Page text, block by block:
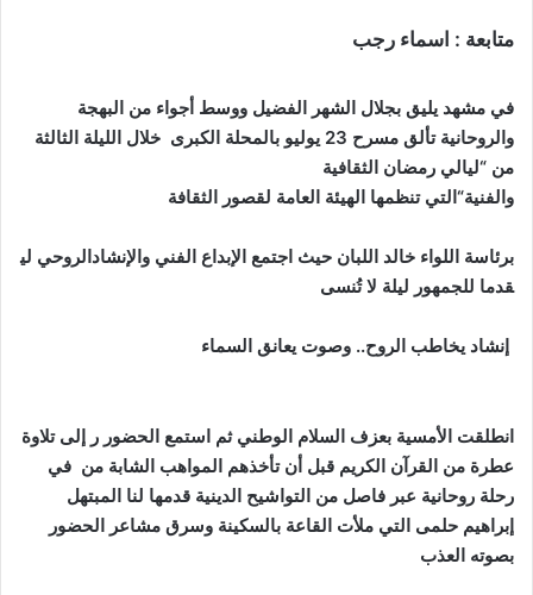
متابعة : اسماء رجب
في مشهد يليق بجلال الشهر الفضيل ووسط أجواء من البهجة
والروحانية تألق مسرح يوليو بالمحلة الكبرى خلال الليلة الثالثة
من “ليالي رمضان الثقافية
والفنية“التي تنظمها الهيئة العامة لقصور الثقافة
برئاسة اللواء خالد اللبان حيث اجتمع الإبداع الفني والإنشادالروحي لي
قدما للجمهور ليلة لا تُنسى
إنشاد يخاطب الروح.. وصوت يعانق السماء
انطلقت الأمسية بعزف السلام الوطني ثم استمع الحضور ر إلى تلاوة
عطرة من القرآن الكريم قبل أن تأخذهم المواهب الشابة من في
رحلة روحانية عبر فاصل من التواشيح الدينية قدمها لنا المبتهل
إبراهيم حلمى التي ملأت القاعة بالسكينة وسرق مشاعر
الحضور
بصوته العذب